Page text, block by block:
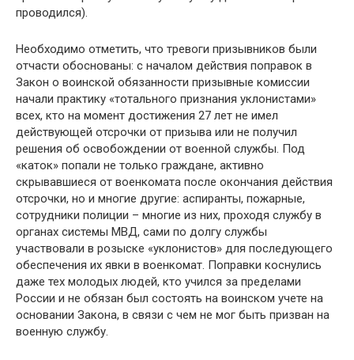
проводился).
Необходимо отметить, что тревоги призывников были
отчасти обоснованы: с началом действия поправок в
Закон о воинской обязанности призывные комиссии
начали практику «тотального признания уклонистами»
всех, кто на момент достижения 27 лет не имел
действующей отсрочки от призыва или не получил
решения об освобождении от военной службы. Под
«каток» попали не только граждане, активно
скрывавшиеся от военкомата после окончания действия
отсрочки, но и многие другие: аспиранты, пожарные,
сотрудники полиции – многие из них, проходя службу в
органах системы МВД, сами по долгу службы
участвовали в розыске «уклонистов» для последующего
обеспечения их явки в военкомат. Поправки коснулись
даже тех молодых людей, кто учился за пределами
России и не обязан был состоять на воинском учете на
основании Закона, в связи с чем не мог быть призван на
военную службу.